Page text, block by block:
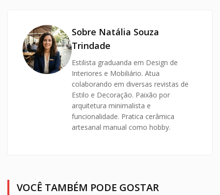
Sobre Natália Souza
Trindade
Estilista graduanda em Design de
Interiores e Mobiliário. Atua
colaborando em diversas revistas de
Estilo e Decoração. Paixão por
arquitetura minimalista e
funcionalidade. Pratica cerâmica
artesanal manual como hobby.
VOCÊ TAMBÉM PODE GOSTAR